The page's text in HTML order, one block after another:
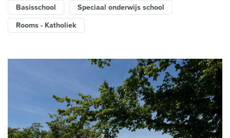
Basisschool Speciaal onderwijs school
Rooms - Katholiek